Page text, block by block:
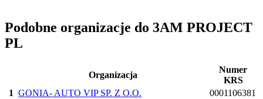
Podobne organizacje do 3AM PROJECT
PL
Organizacja
Numer
KRS
1 GONIA- AUTO VIP SP. Z O.O.
0001106381